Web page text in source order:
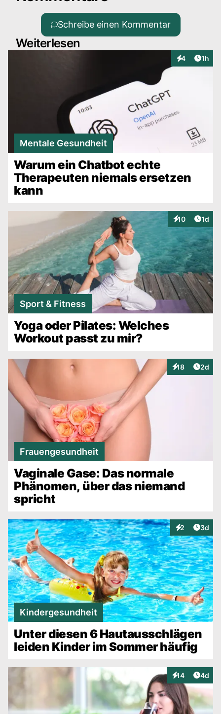
Schreibe einen Kommentar
Weiterlesen
4
Interaktionen
1h
Mentale Gesundheit
Warum ein Chatbot echte
Therapeuten niemals ersetzen
kann
10
Interaktionen
1d
Sport & Fitness
Yoga oder Pilates: Welches
Workout passt zu mir?
18
Interaktionen
2d
Frauengesundheit
Vaginale Gase: Das normale
Phänomen, über das niemand
spricht
2
Interaktionen
3d
Kindergesundheit
Unter diesen 6 Hautausschlägen
leiden Kinder im Sommer häufig
14
Interaktionen
4d